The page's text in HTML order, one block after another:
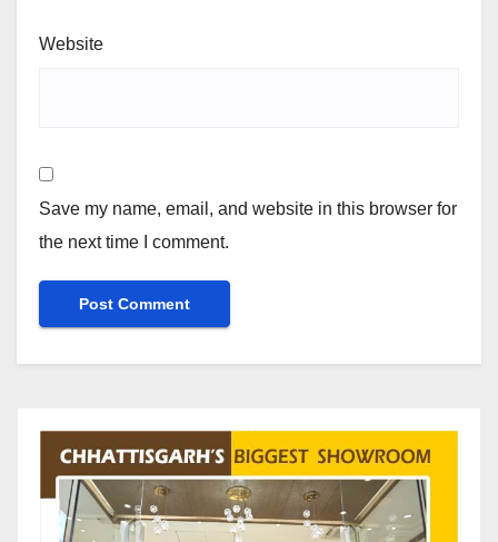
Website
Save my name, email, and website in this browser for
the next time I comment.